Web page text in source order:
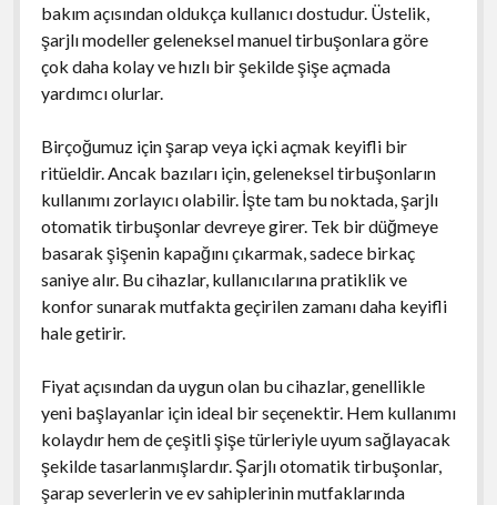
bakım açısından oldukça kullanıcı dostudur. Üstelik,
şarjlı modeller geleneksel manuel tirbuşonlara göre
çok daha kolay ve hızlı bir şekilde şişe açmada
yardımcı olurlar.
Birçoğumuz için şarap veya içki açmak keyifli bir
ritüeldir. Ancak bazıları için, geleneksel tirbuşonların
kullanımı zorlayıcı olabilir. İşte tam bu noktada, şarjlı
otomatik tirbuşonlar devreye girer. Tek bir düğmeye
basarak şişenin kapağını çıkarmak, sadece birkaç
saniye alır. Bu cihazlar, kullanıcılarına pratiklik ve
konfor sunarak mutfakta geçirilen zamanı daha keyifli
hale getirir.
Fiyat açısından da uygun olan bu cihazlar, genellikle
yeni başlayanlar için ideal bir seçenektir. Hem kullanımı
kolaydır hem de çeşitli şişe türleriyle uyum sağlayacak
şekilde tasarlanmışlardır. Şarjlı otomatik tirbuşonlar,
şarap severlerin ve ev sahiplerinin mutfaklarında